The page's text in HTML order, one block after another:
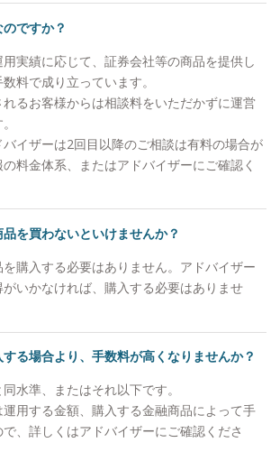
家と会議を行い、客観性のあるハイク
容です。そして、資産運用は金融商品
が本当のスタートであり、アフターフ
かり行っています。 ●今後、バリュー
ズをどのような会社にしていきたいか
めに進化し続ける会社』 インターネ
より、投資家自らが情報を調べ、簡単
”することが出来るようになりまし
と考えています。 お客様はいつでも
関して思いや不安を抱き、「自分にと
案をしてほしい」「専門家からのアド
けます。
ですか？
実績に応じて、証券会社等の商品を提供し
料で成り立っています。
るお客様からは相談料をいただかずに運営
イザーは2回目以降のご相談は有料の場合が
料金体系、またはアドバイザーにご確認く
を買わないといけませんか？
購入する必要はありません。アドバイザー
いかなければ、購入する必要はありませ
る場合より、手数料が高くなりませんか？
水準、またはそれ以下です。
用する金額、購入する金融商品によって手
、詳しくはアドバイザーにご確認くださ